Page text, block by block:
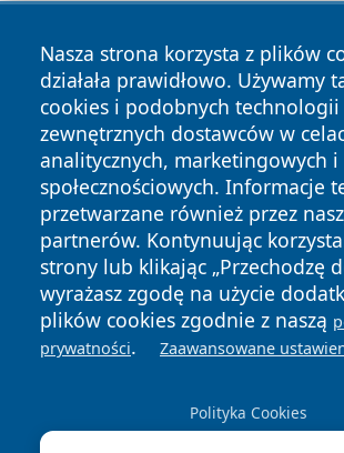
Nasza strona korzysta z plików
działała prawidłowo. Używamy
cookies i podobnych
zewnętrznych dostawców w
analitycznych, marketingowych i
społecznościowych. Informacje
przetwarzane również przez
partnerów. Kontynuując
strony lub klikając „Przechodzę
wyrażasz zgodę na użycie
plików cookies zgodnie z naszą
prywatności. Zaawansowane
Polityka Cookies
Copyright © 2026 olkuszonline.pl Wszystkie
zastrzeżone.
News Autorzy
Polityka
Prywatności